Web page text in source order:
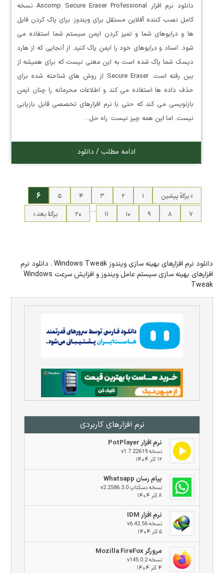
نرم افزار‌های کاربردی
نرم افزار PotPlayer
نسخه v1.7.22619
۱۲ آذر ۱۴۰۴
پیام رسان Whatsapp
نسخه دسکتاپ v2.2586.3.0
۸ آذر ۱۴۰۴
نرم افزار IDM
نسخه v6.42.56
۵ آذر ۱۴۰۴
مرورگر Mozilla FireFox
نسخه v145.0.2
۴ آذر ۱۴۰۴
دانلود نرم افزار Ascomp Secure Eraser Professional نسخه
کامل نصب کننده آفلاین مستقل برای ویندوز. برای پاک کردن فایل
ها و درایوهای شما و تمیز کردن ایمن سیستم شما استفاده می
شود. اسناد و درایوهای خود را ایمن پاک کنید. از آنجایی که از هارد
دیسک شما پاک شده است به این معنی نیست که برای همیشه از
بین رفته است. Secure Eraser از روش های شناخته شده برای
حذف داده ها استفاده می کند و اطلاعات محرمانه را چنان ایمن
بازنویسی می کند که حتی با نرم افزارهای تخصصی قابل بازیابی
نیست. اما این همه چیز نیست: راه حل…
ادامه مطلب / دانلود
« برگه‌ٔ پیشین ۱ ۲ ۳ ۴ ۵ ۶
۷ ۸ ۹ ۱۰ ۱۱
…
۲۰ برگهٔ بعد »
دانلود نرم افزارهای بهینه سازی ویندوز Windows Tweak . دانلود نرم
افزارهای بهینه سازی سیستم عامل ویندوز و افزایش سرعت Windows
Tweak